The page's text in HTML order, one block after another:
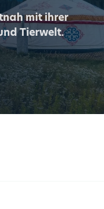
mit ihrer
Tierwelt.